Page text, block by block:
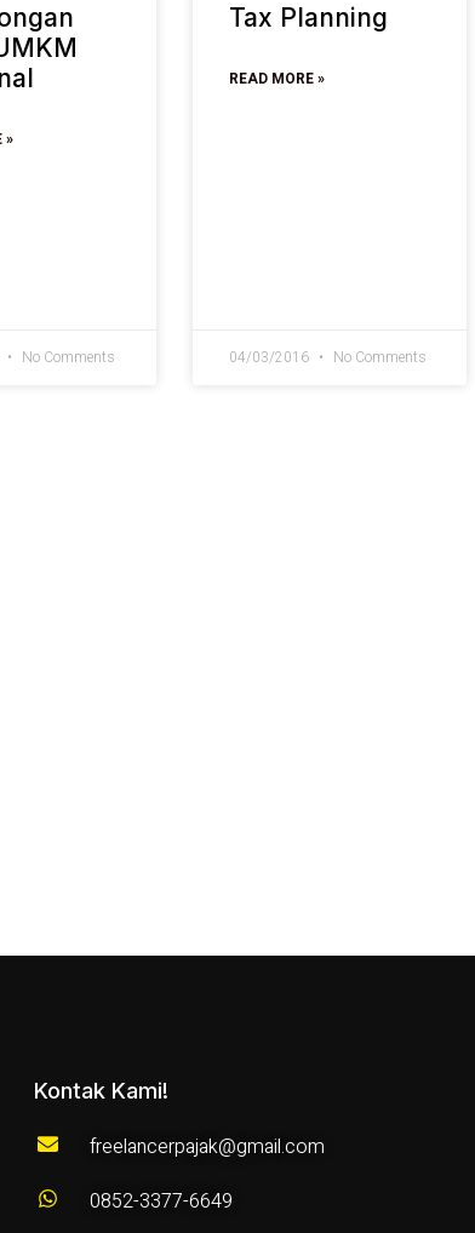
»
No Comments
Tax Planning
READ MORE »
04/03/2016 No Comments
Kontak Kami!
freelancerpajak@gmail.com
0852-3377-6649